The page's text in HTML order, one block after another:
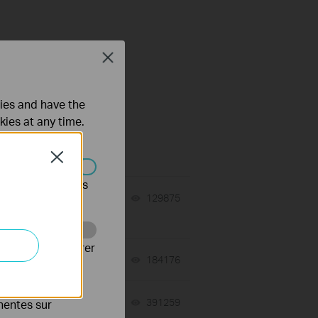
129875
184176
02-08-2021 391259
Close
and have the
at any time.
être désactivés
pour améliorer
publicitaires
sur
Close